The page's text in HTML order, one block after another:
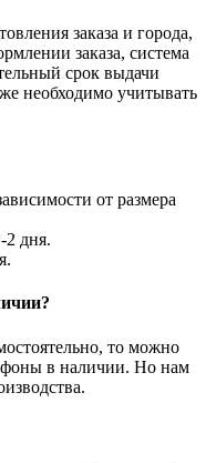
заказа и города,
заказа, система
срок выдачи
необходимо учитывать
от размера
2 дня.
то можно
фоны в наличии. Но нам